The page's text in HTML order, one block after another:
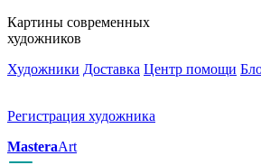
Картины современных
художников
Художники Доставка Центр помощи
Регистрация художника
MasteraArt